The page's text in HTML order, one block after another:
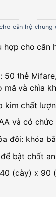
căn hộ chung
hợp cho căn
50 thẻ
mã và chìa
kim chất
và có
đôi: khóa
bật chốt
(dày) x 90